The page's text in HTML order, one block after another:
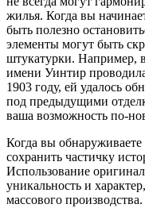
жилья. Когда вы
быть полезно
элементы могут быть
штукатурки. Например,
имени Уинтир
1903 году, ей удалось
под предыдущими
ваша возможность по-
Когда вы
сохранить частичку
Использование
уникальность и
массового